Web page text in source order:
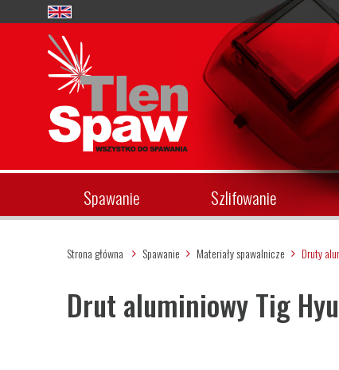
Spawanie Szlifowanie
Strona główna Spawanie Materiały spawalnicze Druty
Drut aluminiowy Tig